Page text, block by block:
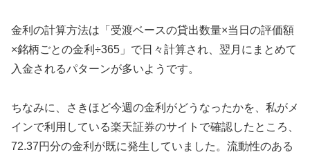
金利の計算方法は「受渡ベースの貸出数量×当日の評価額
×銘柄ごとの金利÷365」で日々計算され、翌月にまとめて
入金されるパターンが多いようです。
ちなみに、さきほど今週の金利がどうなったかを、私がメ
インで利用している楽天証券のサイトで確認したところ、
72.37円分の金利が既に発生していました。流動性のある